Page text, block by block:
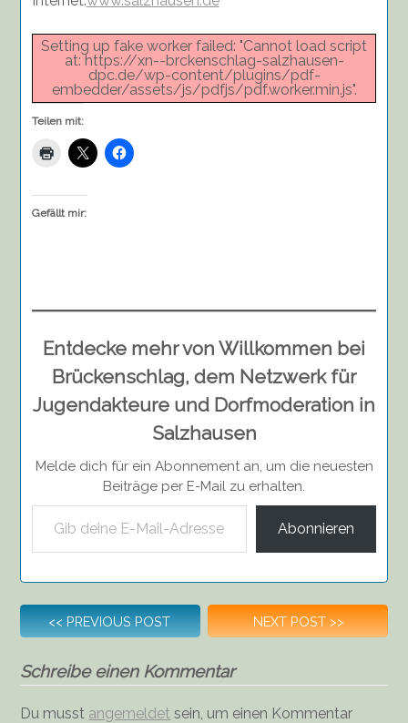
Setting up fake worker failed: "Cannot load script
at: https://xn--brckenschlag-salzhausen-
dpc.de/wp-content/plugins/pdf-
embedder/assets/js/pdfjs/pdf.worker.min.js".
Teilen mit:
Gefällt mir:
Entdecke mehr von Willkommen bei
Brückenschlag, dem Netzwerk für
Jugendakteure und Dorfmoderation in
Salzhausen
Melde dich für ein Abonnement an, um die neuesten
Beiträge per E-Mail zu erhalten.
Gib deine E-Mail-Adresse ein ...
Abonnieren
Beitragsnavigation
<< PREVIOUS POST NEXT POST >>
Schreibe einen Kommentar
Du musst angemeldet sein, um einen Kommentar